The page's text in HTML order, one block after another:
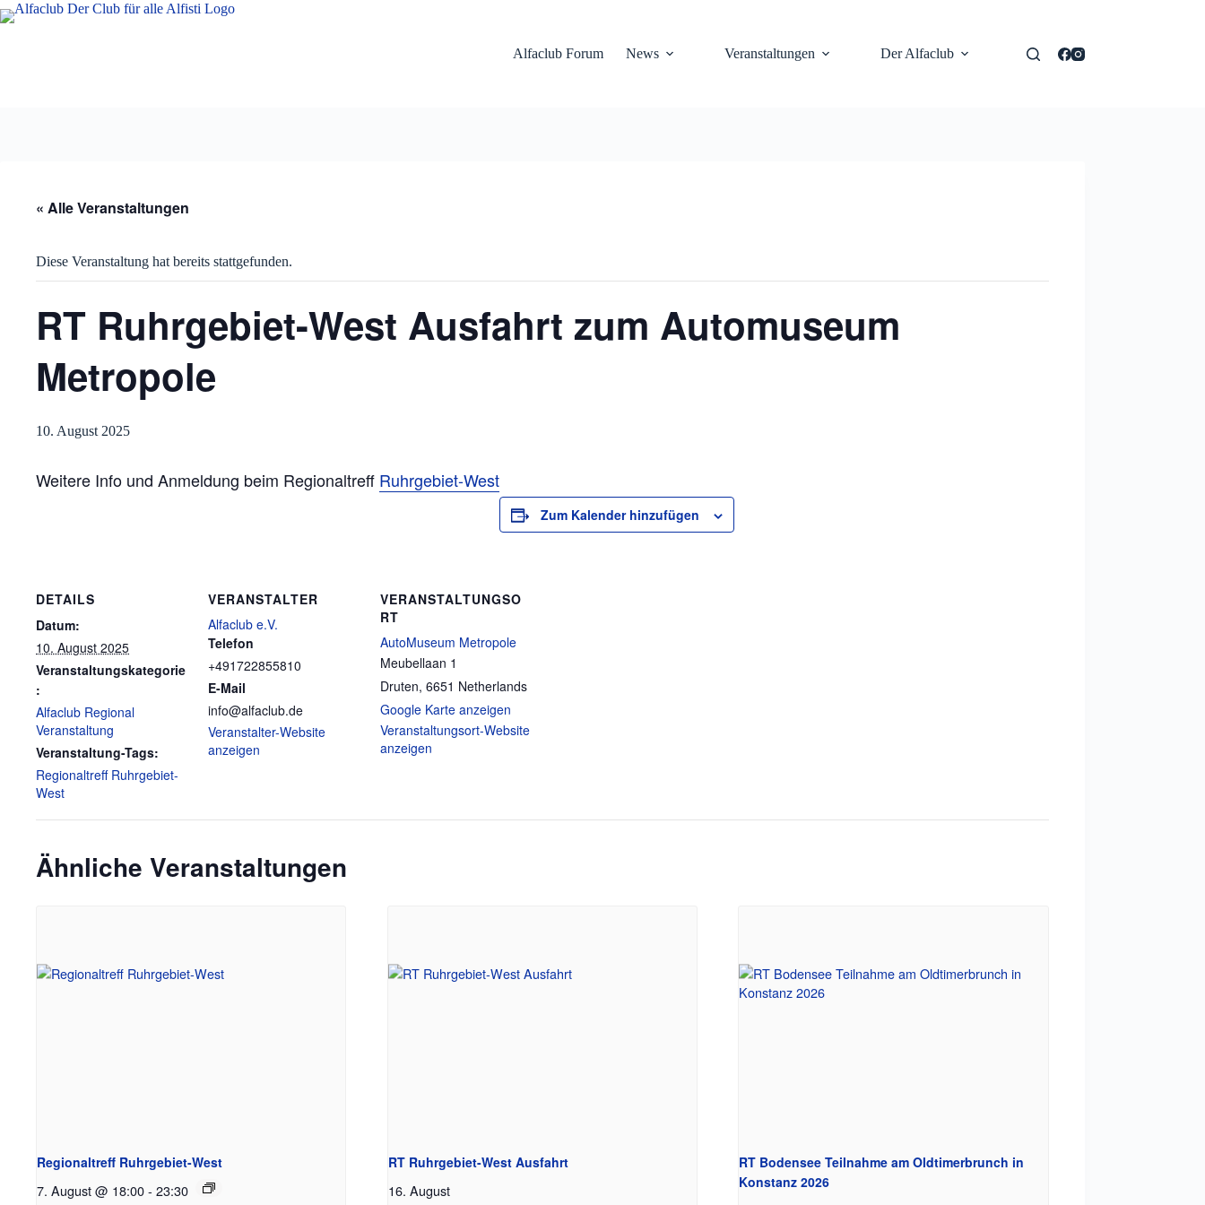
Zum
Inhalt
Alfaclub Forum
News Veranstaltungen Der Alfaclub
« Alle Veranstaltungen
Diese Veranstaltung hat bereits stattgefunden.
RT Ruhrgebiet-West Ausfahrt zum Automuseum
Metropole
10. August 2025
Weitere Info und Anmeldung beim Regionaltreff Ruhrgebiet-West
Zum Kalender hinzufügen
DETAILS
Datum:
10. August 2025
Veranstaltungskategorie
:
Alfaclub Regional
Veranstaltung
Veranstaltung-Tags:
Regionaltreff Ruhrgebiet-
West
VERANSTALTER
Alfaclub e.V.
Telefon
+491722855810
E-Mail
info@alfaclub.de
Veranstalter-Website
anzeigen
VERANSTALTUNGSO
RT
AutoMuseum Metropole
Meubellaan 1
Druten, 6651 Netherlands
Google Karte anzeigen
Veranstaltungsort-Website
anzeigen
Ähnliche Veranstaltungen
Regionaltreff Ruhrgebiet-West
7. August @ 18:00- 23:30
RT Ruhrgebiet-West Ausfahrt
16. August
RT Bodensee Teilnahme am Oldtimerbrunch in
Konstanz 2026